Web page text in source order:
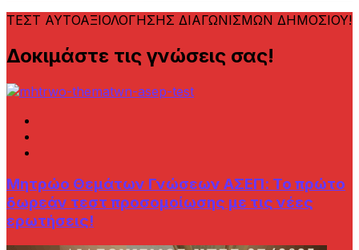
ΤΕΣΤ ΑΥΤΟΑΞΙΟΛΟΓΗΣΗΣ ΔΙΑΓΩΝΙΣΜΩΝ ΔΗΜΟΣΙΟΥ!
Δοκιμάστε τις γνώσεις σας!
Μητρώο Θεμάτων Γνώσεων AΣΕΠ: Το πρώτο
δωρεάν τεστ προσομοίωσης με τις νέες
ερωτήσεις!